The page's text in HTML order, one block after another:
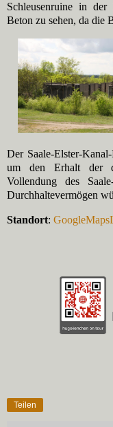
Schleusenruine in
Beton zu sehen, da die
Der Saale-Elster-
um den Erhalt der
Vollendung des
Durchhaltevermögen
Standort:
Teilen